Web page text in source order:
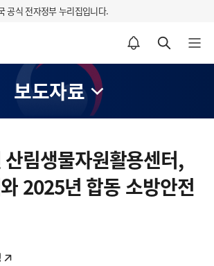
공식 전자정부 누리집입니다.
알림설정 바로가기 검색 바로가기 메뉴 열기
보도자료
림생물자원활용센터,
2025년 합동 소방안전